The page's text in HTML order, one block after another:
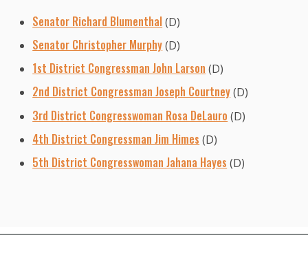
Senator Richard Blumenthal(D)
Senator Christopher Murphy(D)
1st District Congressman John Larson (D)
2nd District Congressman Joseph Courtney(D)
3rd District Congresswoman Rosa DeLauro (D)
4th District Congressman Jim Himes (D)
5th District CongresswomanJahana Hayes (D)